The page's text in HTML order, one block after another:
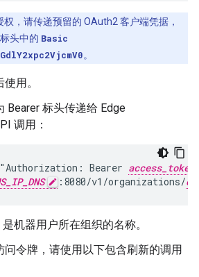
权，请传递预留的 OAuth2 客户端凭据，
标头中的 Basic
。
用。
Bearer 标头传递给 Edge
调用：
Bearer access_token
:8080/v1/organizations/
是机器用户所在组织的名称。
问令牌，请使用以下包含刷新的调用